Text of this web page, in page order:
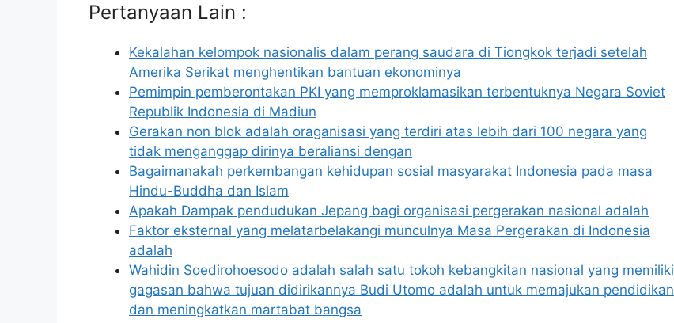
Pertanyaan Lain :
Kekalahan kelompok nasionalis dalam perang saudara di Tiongkok terjadi setelah
Amerika Serikat menghentikan bantuan ekonominya
Pemimpin pemberontakan PKI yang memproklamasikan terbentuknya Negara Soviet
Republik Indonesia di Madiun
Gerakan non blok adalah oraganisasi yang terdiri atas lebih dari 100 negara yang
tidak menganggap dirinya beraliansi dengan
Bagaimanakah perkembangan kehidupan sosial masyarakat Indonesia pada masa
Hindu-Buddha dan Islam
Apakah Dampak pendudukan Jepang bagi organisasi pergerakan nasional adalah
Faktor eksternal yang melatarbelakangi munculnya Masa Pergerakan di Indonesia
adalah
Wahidin Soedirohoesodo adalah salah satu tokoh kebangkitan nasional yang memiliki
gagasan bahwa tujuan didirikannya Budi Utomo adalah untuk memajukan pendidikan
dan meningkatkan martabat bangsa